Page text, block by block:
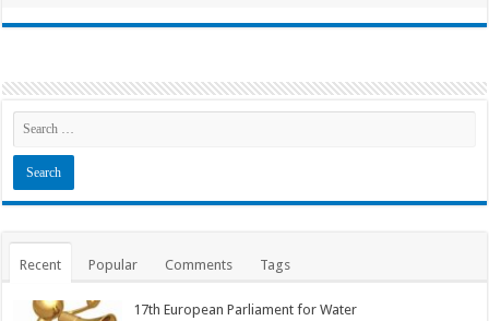
Recent Popular Comments Tags
17th European Parliament for Water